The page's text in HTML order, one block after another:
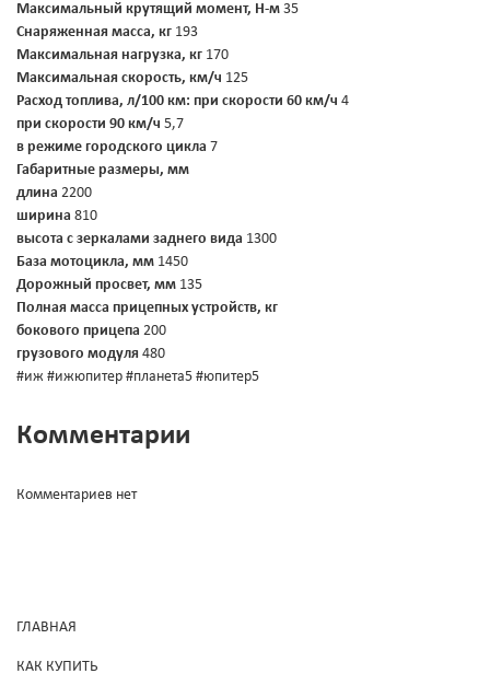
Максимальный крутящий момент, Н-м 35
Снаряженная масса, кг 193
Максимальная нагрузка, кг 170
Максимальная скорость, км/ч 125
Расход топлива, л/100 км: при скорости 60 км/ч 4
при скорости 90 км/ч 5,7
в режиме городского цикла 7
Габаритные размеры, мм
длина 2200
ширина 810
высота с зеркалами заднего вида 1300
База мотоцикла, мм 1450
Дорожный просвет, мм 135
Полная масса прицепных устройств, кг
бокового прицепа 200
грузового модуля 480
#иж #ижюпитер #планета5 #юпитер5
Комментарии
Комментариев нет
ГЛАВНАЯ
КАК КУПИТЬ